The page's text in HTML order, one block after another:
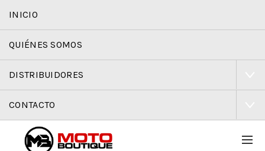
INICIO
QUIÉNES SOMOS
DISTRIBUIDORES
CONTACTO